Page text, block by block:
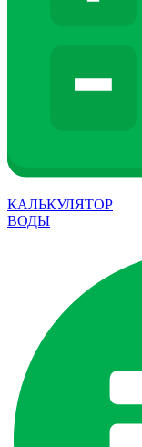
КАЛЬКУЛЯТОР
ВОДЫ